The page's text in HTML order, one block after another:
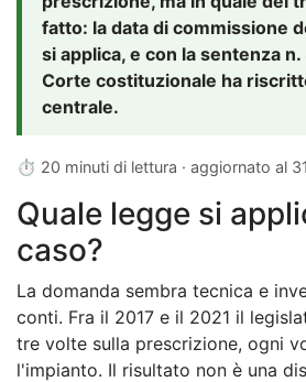
fatto: la data di commissione
si applica, e con la sentenza
Corte costituzionale ha
centrale.
⏱ 20 minuti di lettura · aggiornato al
Quale legge si
caso?
La domanda sembra tecnica e
conti. Fra il 2017 e il 2021 il
tre volte sulla prescrizione, ogni
l'impianto. Il risultato non è una